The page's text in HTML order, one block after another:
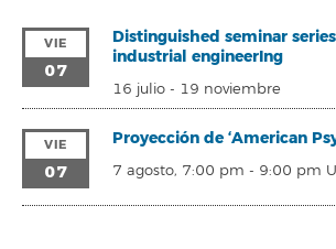
VIE
07
Distinguished seminar
industrial engineerIng
16 julio- 19 noviembre
VIE
07
Proyección de ‘American
7 agosto, 7:00 pm - 9:00 pm